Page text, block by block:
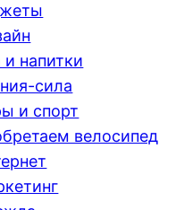
и напитки
сила
и спорт
велосипед